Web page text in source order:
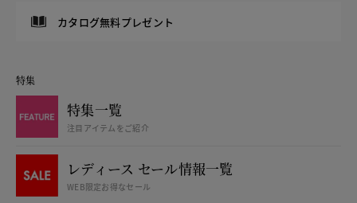
カタログ無料プレゼント
特集
特集一覧
注目アイテムをご紹介
レディース セール情報一覧
WEB限定お得なセール